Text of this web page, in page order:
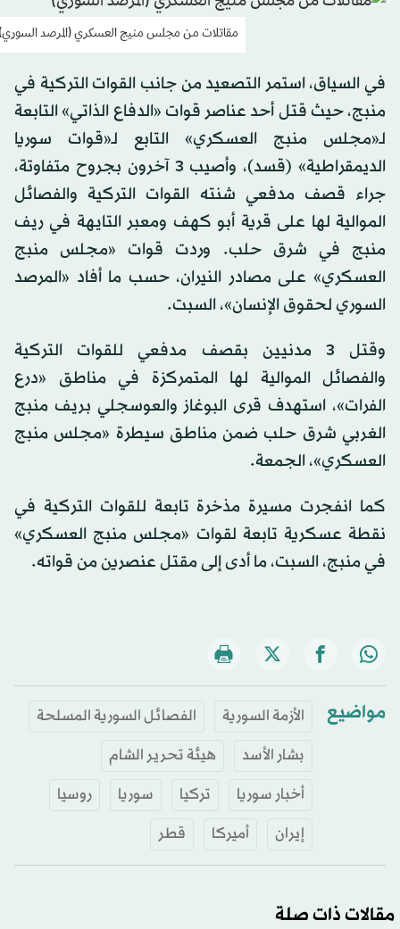
مقاتلات من مجلس منيج العسكري (المرصد
في السياق، استمر التصعيد من جانب القوات التركية في
منبج، حيث قتل أحد عناصر قوات «الدفاع الذاتي» التابعة
لـ«مجلس منبج العسكري» التابع لـ«قوات سوريا
الديمقراطية» (قسد)، وأصيب 3 آخرون بجروح متفاوتة،
جراء قصف مدفعي شنته القوات التركية والفصائل
الموالية لها على قرية أبو كهف ومعبر التايهة في ريف
منبج في شرق حلب. وردت قوات «مجلس منبج
العسكري» على مصادر النيران، حسب ما أفاد «المرصد
السوري لحقوق الإنسان»، السبت.
وقتل 3 مدنيين بقصف مدفعي للقوات التركية
والفصائل الموالية لها المتمركزة في مناطق «درع
الفرات»، استهدف قرى البوغاز والعوسجلي بريف منبج
الغربي شرق حلب ضمن مناطق سيطرة «مجلس منبج
العسكري»، الجمعة.
كما انفجرت مسيرة مذخرة تابعة للقوات التركية في
نقطة عسكرية تابعة لقوات «مجلس منبج العسكري»
في منبج، السبت، ما أدى إلى مقتل عنصرين من قواته.
مواضيع الأزمة السورية
الفصائل السورية المسلحة
بشار الأسد
هيئة تحرير الشام
أخبار سوريا
تركيا سوريا
روسيا
إيران
أميركا قطر
مقالات ذات صلة